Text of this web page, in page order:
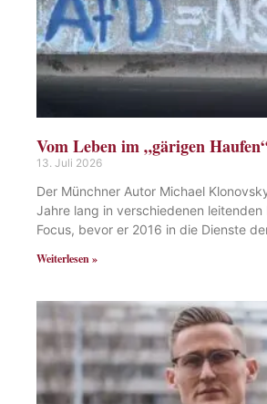
Vom Leben im „gärigen
13. Juli 2026
Der Münchner Autor Michael
Jahre lang in verschiedenen leitenden
Focus, bevor er 2016 in die Dienste
Weiterlesen »